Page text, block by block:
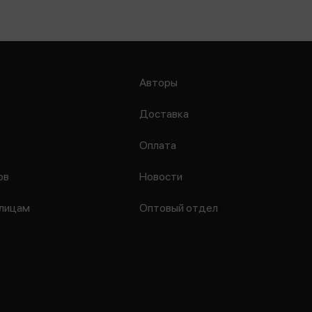
Авторы
Доставка
Оплата
Новости
Оптовый отдел